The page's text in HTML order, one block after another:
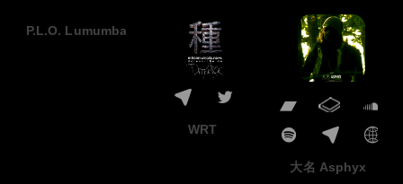
P.L.O. Lumumba
WRT
大名 Asphyx